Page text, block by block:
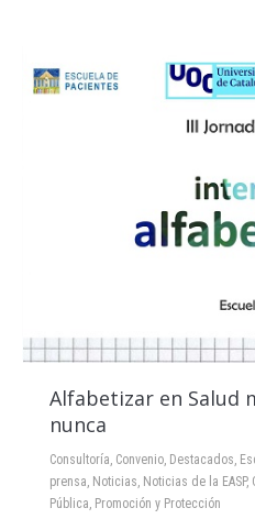
Alfabetizar en Salud
nunca
Consultoría, Convenio, Destacados,
prensa, Noticias, Noticias de la EASP,
Pública, Promoción y Protección